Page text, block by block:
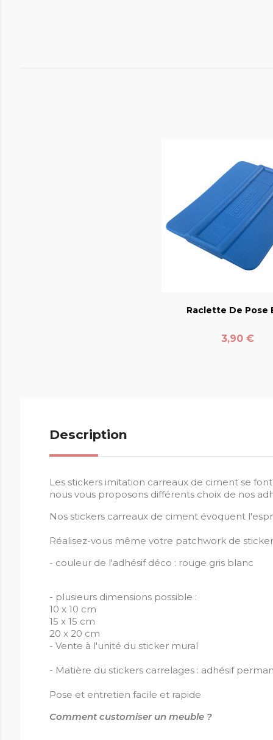
Raclette De Pose
Prix
3,90 €
Description
Les stickers imitation carreaux de ciment se
nous vous proposons différents choix de nos
Nos stickers carreaux de ciment évoquent
Réalisez-vous même votre patchwork de
- couleur de l'adhésif déco : rouge gris blanc
- plusieurs dimensions possible :
10 x 10 cm
15 x 15 cm
20 x 20 cm
- Vente à l'unité du sticker mural
- Matière du stickers carrelages : adhésif
Pose et entretien facile et rapide
Comment customiser un meuble ?